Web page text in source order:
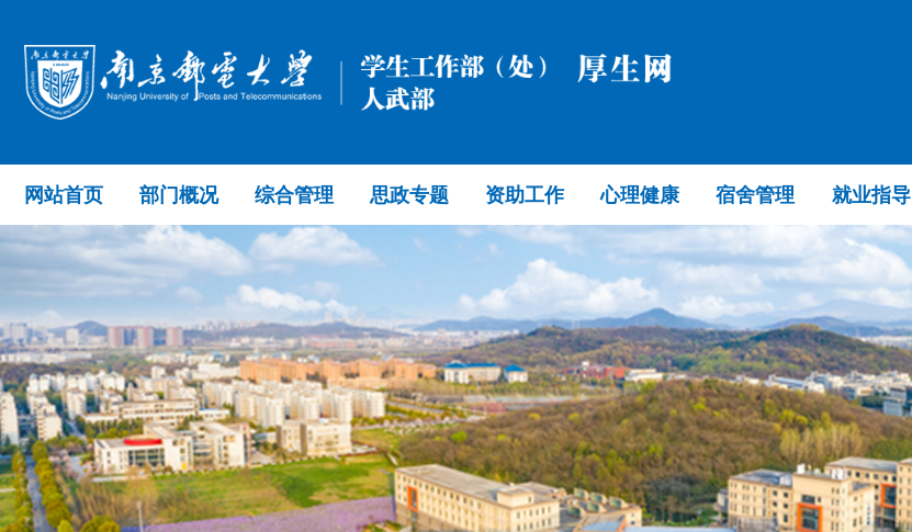
网站首页 部门概况 综合管理 思政专题 资助工作 心理健康 宿舍管理 就业指导